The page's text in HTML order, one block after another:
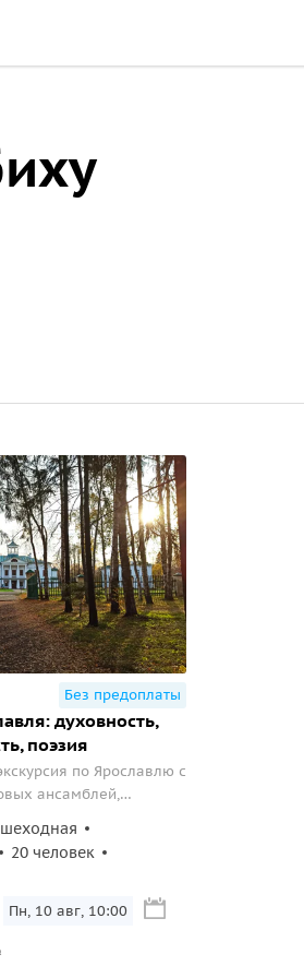
Без предоплаты
духовность,
поэзия
по Ярославлю с
ансамблей,
20 человек
Пн, 10 авг, 10:00